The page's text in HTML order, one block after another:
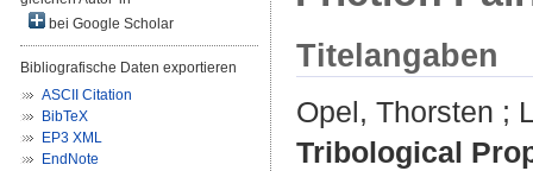
bei Google Scholar
Bibliografische Daten exportieren
ASCII Citation
BibTeX
EP3 XML
EndNote
Titelangaben
Opel, Thorsten ;
Tribological